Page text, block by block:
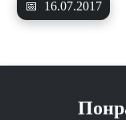
📅 16.07.2017